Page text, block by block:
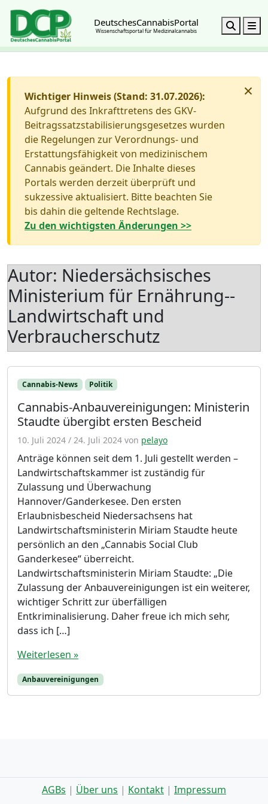
DeutschesCannabisPortal
Wissenschaftsportal für Medizinalcannabis Search
×
Wichtiger Hinweis (Stand: 31.07.2026):
Aufgrund des Inkrafttretens des GKV-
Beitragssatzstabilisierungsgesetzes wurden
die Regelungen zur Verordnungs- und
Erstattungsfähigkeit von medizinischem
Cannabis geändert. Die Inhalte dieses
Portals werden derzeit überprüft und
sukzessive aktualisiert. Bitte beachten Sie
bis dahin die geltende Rechtslage.
Zu den wichtigsten Änderungen >>
Autor: Niedersächsisches
Ministerium für Ernährung--
Landwirtschaft und
Verbraucherschutz
Cannabis-News Politik
Cannabis-Anbauvereinigungen: Ministerin
Staudte übergibt ersten Bescheid
10. Juli 2024 / 24. Juli 2024 von pelayo
Anträge können seit dem 1. Juli gestellt werden –
Landwirtschaftskammer ist zuständig für
Zulassung und Überwachung
Hannover/Ganderkesee. Den ersten
Erlaubnisbescheid Niedersachsens hat
Landwirtschaftsministerin Miriam Staudte heute
persönlich an den „Cannabis Social Club
Ganderkesee“ überreicht.
Landwirtschaftsministerin Miriam Staudte: „Die
Zulassung der Anbauvereinigungen ist ein weiterer,
wichtiger Schritt zur überfälligen
Entkriminalisierung. Daher freue ich mich sehr,
dass ich […]
Weiterlesen »
Anbauvereinigungen
AGBs | Über uns | Kontakt | Impressum